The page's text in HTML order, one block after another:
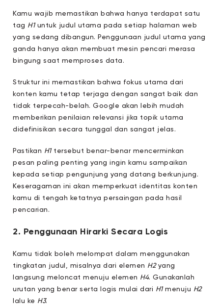
Kamu wajib memastikan bahwa hanya terdapat satu
tag H1untuk judul utama pada setiap halaman web
yang sedang dibangun. Penggunaan judul utama yang
ganda hanya akan membuat mesin pencari merasa
bingung saat memproses data.
Struktur ini memastikan bahwa fokus utama dari
konten kamu tetap terjaga dengan sangat baik dan
tidak terpecah-belah. Google akan lebih mudah
memberikan penilaian relevansi jika topik utama
didefinisikan secara tunggal dan sangat jelas.
Pastikan H1tersebut benar-benar mencerminkan
pesan paling penting yang ingin kamu sampaikan
kepada setiap pengunjung yang datang berkunjung.
Keseragaman ini akan memperkuat identitas konten
kamu di tengah ketatnya persaingan pada hasil
pencarian.
2. Penggunaan Hirarki Secara Logis
Kamu tidak boleh melompat dalam menggunakan
tingkatan judul, misalnya dari elemen H2yang
langsung meloncat menuju elemen H4. Gunakanlah
urutan yang benar serta logis mulai dari H1menuju H2
lalu ke H3.